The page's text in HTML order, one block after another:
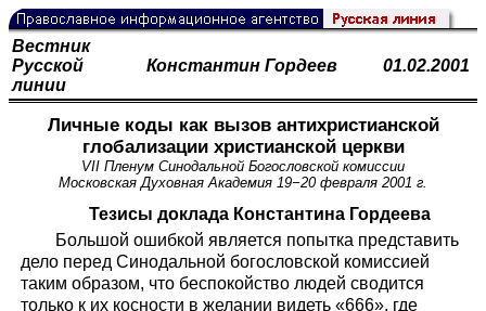
Вестник
Русской
линии
Константин Гордеев 01.02.2001
Личные коды как вызов антихристианской
глобализации христианской церкви
VII Пленум Синодальной Богословской комиссии
Московская Духовная Академия 19−20 февраля 2001 г.
Тезисы доклада Константина Гордеева
Большой ошибкой является попытка представить
дело перед Синодальной богословской комиссией
таким образом, что беспокойство людей сводится
только к их косности в желании видеть «666», где